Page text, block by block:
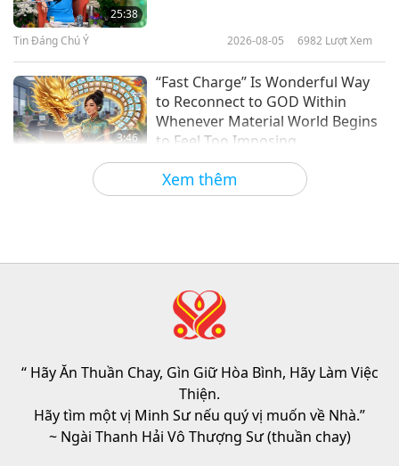
Xem thêm
25:38
Tin Đáng Chú Ý 2026-08-05 6982 Lượt Xem
3:46
“Fast Charge” Is Wonderful Way
to Reconnect to GOD Within
Whenever Material World Begins
to Feel Too Imposing
2026-08-05 1176
38:07
Đạo Đức Hồi Giáo Về Nước: Trích
Lời Thánh Khải 2026-08-05 242Lượt Xem
“ Hãy Ăn Thuần Chay, Gìn Giữ Hòa Bình, Hãy Làm Việc
Thiện.
Hãy tìm một vị Minh Sư nếu quý vị muốn về Nhà.”
~ Ngài Thanh Hải Vô Thượng Sư (thuần chay)